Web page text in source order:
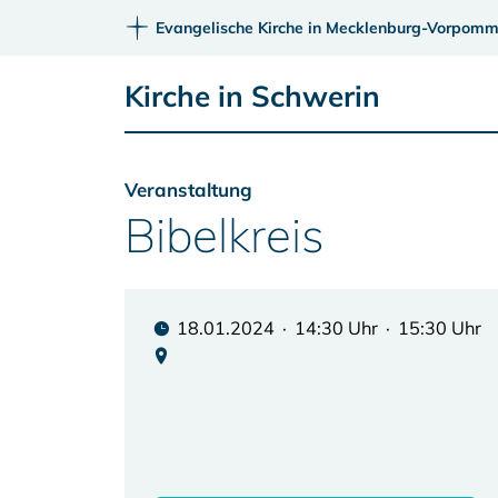
Evangelische Kirche in Mecklenburg-
Kirche in Schwerin
Veranstaltung
Bibelkreis
18.01.2024 · 14:30 Uhr · 15:30 Uhr